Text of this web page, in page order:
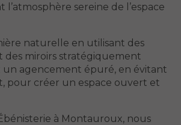
l’atmosphère sereine de l’espace
naturelle en utilisant des
des miroirs stratégiquement
un agencement épuré, en évitant
pour créer un espace ouvert et
à Montauroux, nous